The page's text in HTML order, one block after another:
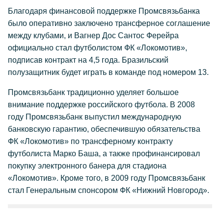
Благодаря финансовой поддержке Промсвязьбанка
было оперативно заключено трансферное соглашение
между клубами, и Вагнер Дос Сантос Ферейра
официально стал футболистом ФК «Локомотив»,
подписав контракт на 4,5 года. Бразильский
полузащитник будет играть в команде под номером 13.
Промсвязьбанк традиционно уделяет большое
внимание поддержке российского футбола. В 2008
году Промсвязьбанк выпустил международную
банковскую гарантию, обеспечившую обязательства
ФК «Локомотив» по трансферному контракту
футболиста Марко Баша, а также профинансировал
покупку электронного банера для стадиона
«Локомотив». Кроме того, в 2009 году Промсвязьбанк
стал Генеральным спонсором ФК «Нижний Новгород».